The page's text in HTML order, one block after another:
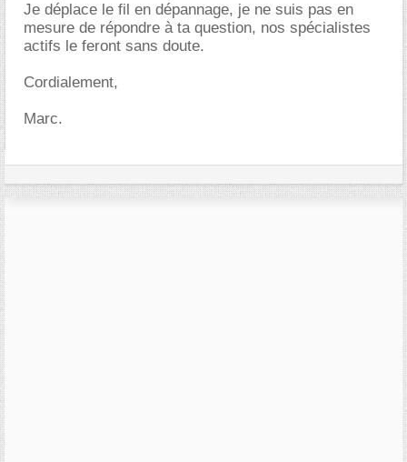
Je déplace le fil en dépannage, je ne suis pas en
mesure de répondre à ta question, nos spécialistes
actifs le feront sans doute.
Cordialement,
Marc.